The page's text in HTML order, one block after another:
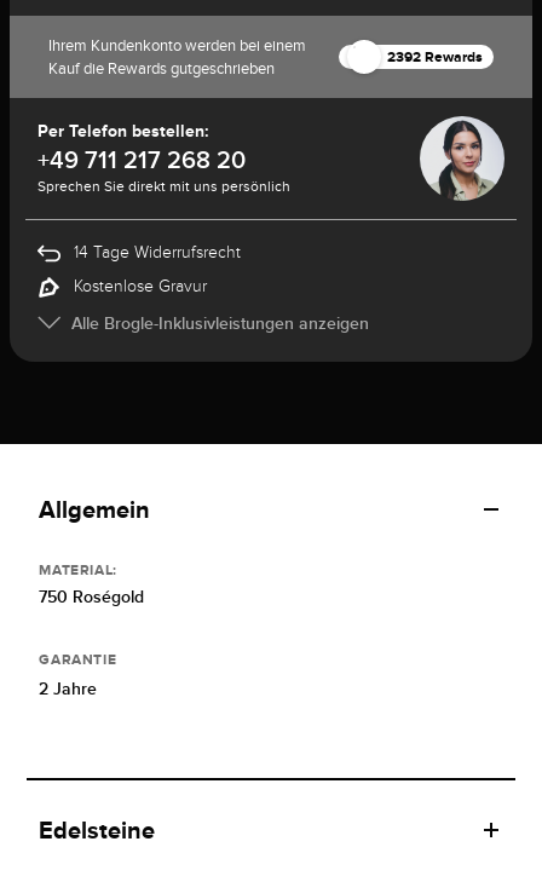
Ihrem Kundenkonto werden bei einem
Kauf die Rewards gutgeschrieben
2392 Rewards
Per Telefon bestellen:
+49 711 217 268 20
Sprechen Sie direkt mit uns persönlich
14 Tage Widerrufsrecht
Kostenlose Gravur
Alle Brogle-Inklusivleistungen anzeigen
Allgemein
MATERIAL:
750 Roségold
GARANTIE
2 Jahre
Edelsteine